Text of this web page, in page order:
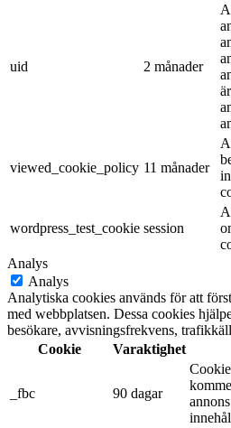
uid 2 månader
viewed_cookie_policy 11 månader
wordpress_test_cookie session
Analys
Analys
Analytiska cookies används för att
med webbplatsen. Dessa cookies
besökare, avvisningsfrekvens,
Cookie
Varaktighet
_fbc 90 dagar